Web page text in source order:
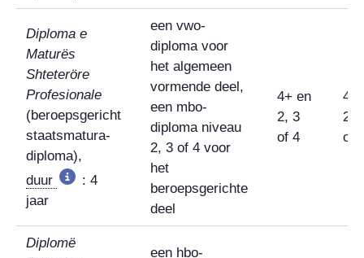
Diploma e
Maturës
Shteteröre
Profesionale
(beroepsgericht
staatsmatura-
diploma),
duur
: 4
jaar
een vwo-
diploma voor
het algemeen
vormende deel,
een mbo-
diploma niveau
2, 3 of 4 voor
het
beroepsgerichte
deel
4+ en
2, 3
of 4
4
2,
of
Diplomë
een hbo-